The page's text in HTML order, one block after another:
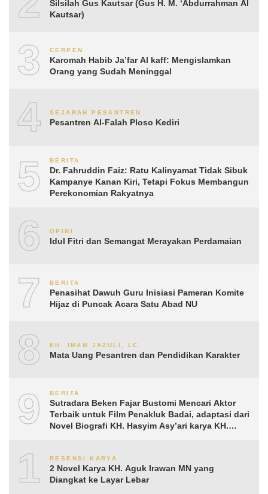
Silsilah Gus Kautsar (Gus H. M. ‘Abdurrahman Al
Kautsar)
3 CERPEN
Karomah Habib Ja’far Al kaff: Mengislamkan
Orang yang Sudah Meninggal
4 SEJARAH PESANTREN
Pesantren Al-Falah Ploso Kediri
5 BERITA
Dr. Fahruddin Faiz: Ratu Kalinyamat Tidak Sibuk
Kampanye Kanan Kiri, Tetapi Fokus Membangun
Perekonomian Rakyatnya
6 OPINI
Idul Fitri dan Semangat Merayakan Perdamaian
7 BERITA
Penasihat Dawuh Guru Inisiasi Pameran Komite
Hijaz di Puncak Acara Satu Abad NU
8 KH. IMAM JAZULI, LC.
Mata Uang Pesantren dan Pendidikan Karakter
9 BERITA
Sutradara Beken Fajar Bustomi Mencari Aktor
Terbaik untuk Film Penakluk Badai, adaptasi dari
Novel Biografi KH. Hasyim Asy’ari karya KH.
10RESENSI KARYA
2 Novel Karya KH. Aguk Irawan MN yang
Diangkat ke Layar Lebar